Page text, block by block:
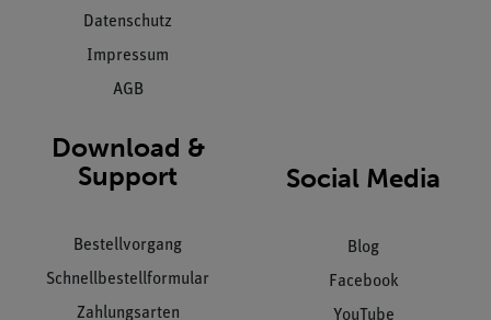
Datenschutz
Impressum
AGB
Download &
Support
Bestellvorgang
Schnellbestellformular
Zahlungsarten
Social Media
Blog
Facebook
YouTube